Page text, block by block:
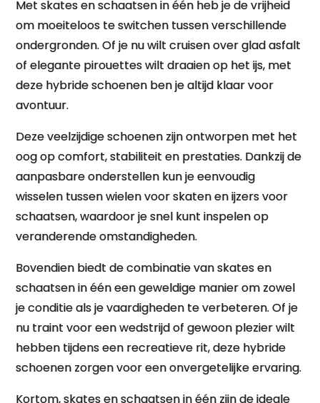
Met skates en schaatsen in één heb je de vrijheid
om moeiteloos te switchen tussen verschillende
ondergronden. Of je nu wilt cruisen over glad asfalt
of elegante pirouettes wilt draaien op het ijs, met
deze hybride schoenen ben je altijd klaar voor
avontuur.
Deze veelzijdige schoenen zijn ontworpen met het
oog op comfort, stabiliteit en prestaties. Dankzij de
aanpasbare onderstellen kun je eenvoudig
wisselen tussen wielen voor skaten en ijzers voor
schaatsen, waardoor je snel kunt inspelen op
veranderende omstandigheden.
Bovendien biedt de combinatie van skates en
schaatsen in één een geweldige manier om zowel
je conditie als je vaardigheden te verbeteren. Of je
nu traint voor een wedstrijd of gewoon plezier wilt
hebben tijdens een recreatieve rit, deze hybride
schoenen zorgen voor een onvergetelijke ervaring.
Kortom, skates en schaatsen in één zijn de ideale